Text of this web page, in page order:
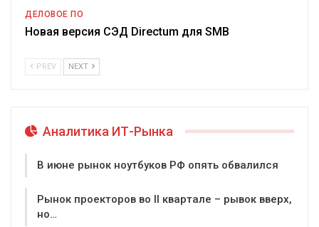
ДЕЛОВОЕ ПО
Новая версия СЭД Directum для SMB
PREV NEXT
Аналитика ИТ-Рынка
В июне рынок ноутбуков РФ опять обвалился
Рынок проекторов во II квартале – рывок вверх,
но…